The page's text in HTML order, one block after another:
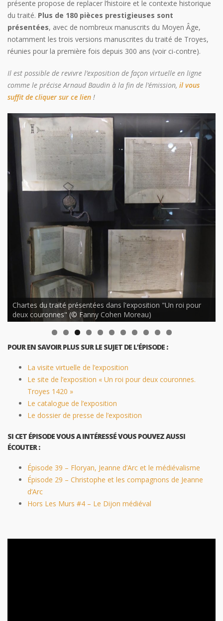
présente propose de replacer l’histoire et le contexte historique
du traité. Plus de 180 pièces prestigieuses sont
présentées, avec de nombreux manuscrits du Moyen Âge,
notamment les trois versions manuscrites du traité de Troyes,
réunies pour la première fois depuis 300 ans (voir ci-contre).
Il est possible de revivre l’exposition de façon virtuelle en ligne
comme le précise Arnaud Baudin à la fin de l’émission, il vous
suffit de cliquer sur ce lien !
Chartes du traité présentées dans l'exposition "Un roi pour
deux couronnes" (© Fanny Cohen Moreau)
POUR EN SAVOIR PLUS SUR LE SUJET DE L’ÉPISODE :
La visite virtuelle de l’exposition
Le site de l’exposition « Un roi pour deux couronnes.
Troyes 1420 »
Le catalogue de l’exposition
Le dossier de presse de l’exposition
SI CET ÉPISODE VOUS A INTÉRESSÉ VOUS POUVEZ AUSSI
ÉCOUTER :
Épisode 39 – Floryan, Jeanne d’Arc et le médiévalisme
Épisode 29 – Christophe et les compagnons de Jeanne
d’Arc
Hors Les Murs #4 – Le Dijon médiéval